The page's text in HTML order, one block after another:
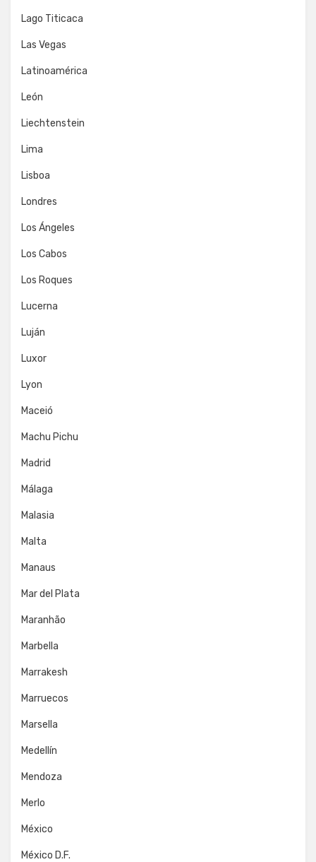
Lago Titicaca
Las Vegas
Latinoamérica
León
Liechtenstein
Lima
Lisboa
Londres
Los Ángeles
Los Cabos
Los Roques
Lucerna
Luján
Luxor
Lyon
Maceió
Machu Pichu
Madrid
Málaga
Malasia
Malta
Manaus
Mar del Plata
Maranhão
Marbella
Marrakesh
Marruecos
Marsella
Medellín
Mendoza
Merlo
México
México D.F.